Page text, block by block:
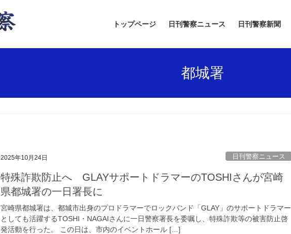
トップページ 日刊警察ニュース 日刊警察新聞
都城署
2025年10月24日 日刊警察ニュース
特殊詐欺防止へ GLAYサポートドラマーのTOSHIさんが宮崎
県都城署の一日署長に
宮崎県都城署は、都城市出身のプロドラマーでロックバンド「GLAY」のサポートドラマー
としても活躍するTOSHI・NAGAIさんに一日警察署長を委嘱し、特殊詐欺等の被害防止啓
発活動を行った。 この日は、市内のイベントホール […]